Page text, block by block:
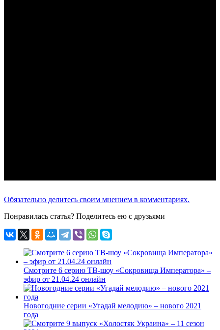
Обязательно делитесь своим мнением в комментариях.
Понравилась статья? Поделитесь ею с друзьями
Смотрите 6 серию ТВ-шоу «Сокровища Императора» –
эфир от 21.04.24 онлайн
Новогодние серии «Угадай мелодию» – нового 2021
года